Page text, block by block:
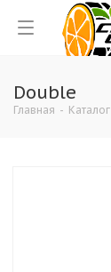
Double
Главная - Каталог